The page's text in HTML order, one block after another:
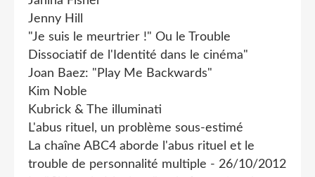
Jenny Hill
"Je suis le meurtrier !" Ou le Trouble
Dissociatif de l'Identité dans le cinéma"
Joan Baez: "Play Me Backwards"
Kim Noble
Kubrick & The illuminati
L'abus rituel, un problème sous-estimé
La chaîne ABC4 aborde l'abus rituel et le
trouble de personnalité multiple - 26/10/2012